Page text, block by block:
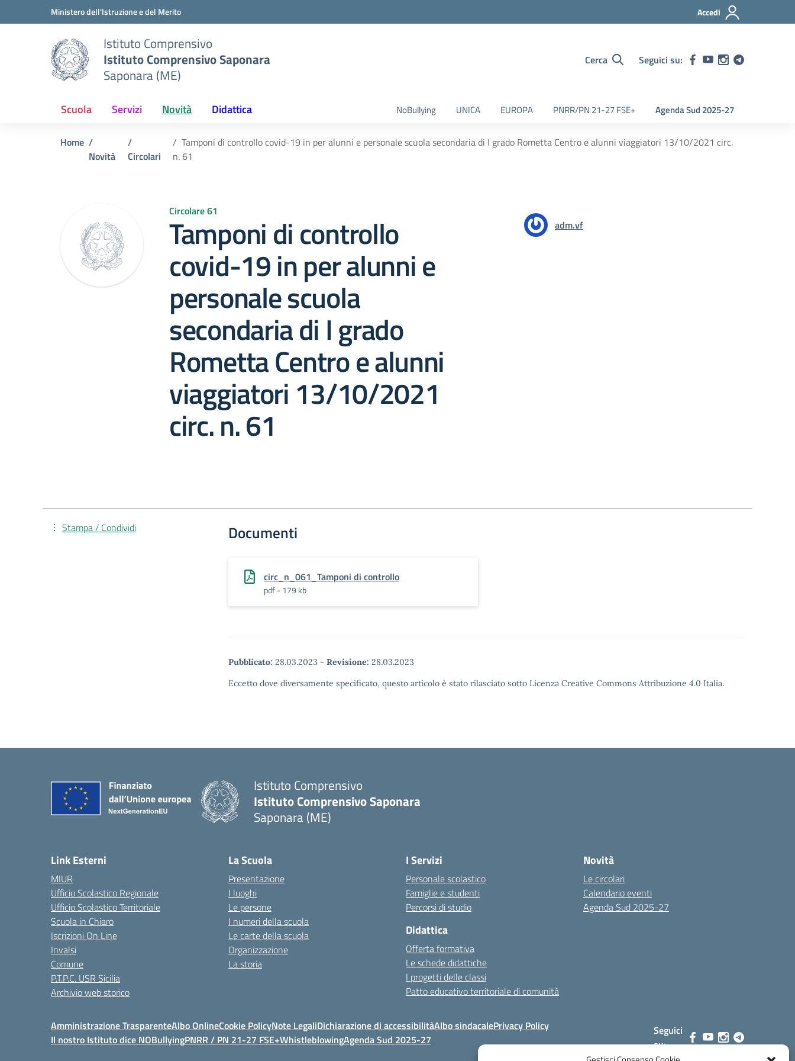
Vai ai contenuti
Vai al menu di navigazioneMinistero dell'Istruzione e del Merito Accedi
Istituto Comprensivo
Istituto Comprensivo Saponara
Saponara (ME)
Cerca Seguici su:
Scuola Servizi Novità Didattica NoBullying UNICA EUROPA PNRR/PN 21-27 FSE+ Agenda Sud 2025-27
Home
Novità
Circolari
Tamponi di controllo covid-19 in per alunni e personale scuola secondaria di I grado Rometta Centro e alunni viaggiatori 13/10/2021 circ.
n. 61
Circolare 61
Tamponi di controllo
covid-19 in per alunni e
personale scuola
secondaria di I grado
Rometta Centro e alunni
viaggiatori 13/10/2021
circ. n. 61
adm.vf
Documenti
circ_n_061_Tamponi di controllo
pdf - 179 kb
Pubblicato: 28.03.2023 - Revisione: 28.03.2023
Eccetto dove diversamente specificato, questo articolo è stato rilasciato sotto Licenza Creative Commons Attribuzione 4.0 Italia.
Stampa / Condividi
Istituto Comprensivo
Istituto Comprensivo Saponara
Saponara (ME)
Link Esterni
MIUR
Ufficio Scolastico Regionale
Ufficio Scolastico Territoriale
Scuola in Chiaro
Iscrizioni On Line
Invalsi
Comune
P.T.P.C. USR Sicilia
Archivio web storico
La Scuola
Presentazione
I luoghi
Le persone
I numeri della scuola
Le carte della scuola
Organizzazione
La storia
I Servizi
Personale scolastico
Famiglie e studenti
Percorsi di studio
Didattica
Offerta formativa
Le schede didattiche
I progetti delle classi
Patto educativo territoriale di comunità
Novità
Le circolari
Calendario eventi
Agenda Sud 2025-27
Amministrazione TrasparenteAlbo OnlineCookie PolicyNote LegaliDichiarazione di accessibilitàAlbo sindacalePrivacy Policy
Il nostro Istituto dice NOBullyingPNRR / PN 21-27 FSE+WhistleblowingAgenda Sud 2025-27
Seguici
su: